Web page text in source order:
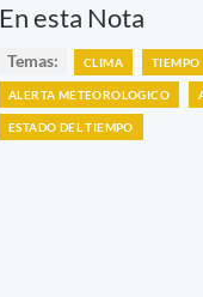
En esta Nota
Temas: CLIMA TIEMPO
ALERTA METEOROLOGICO
ESTADO DEL TIEMPO